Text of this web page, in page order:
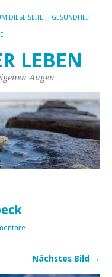
DIESE SEITE GESUNDHEIT
LEBEN
Augen
Nächstes Bild →